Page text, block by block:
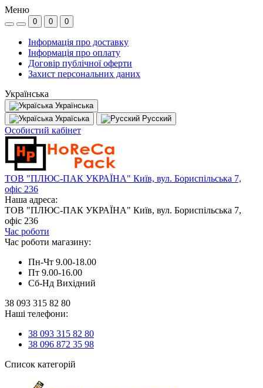
Меню
0 0 0
Інформація про доставку
Інформація про оплату
Договір публічної оферти
Захист персональних даних
Українська
Українська
Україська
Русский
Особистий кабінет
ТОВ "ПЛЮС-ПАК УКРАЇНА" Київ, вул. Бориспільська 7,
офіс 236
Наша адреса:
ТОВ "ПЛЮС-ПАК УКРАЇНА" Київ, вул. Бориспільська 7,
офіс 236
Час роботи
Час роботи магазину:
Пн-Чт 9.00-18.00
Пт 9.00-16.00
Сб-Нд Вихідний
38 093 315 82 80
Наші телефони:
38 093 315 82 80
38 096 872 35 98
Список категорій